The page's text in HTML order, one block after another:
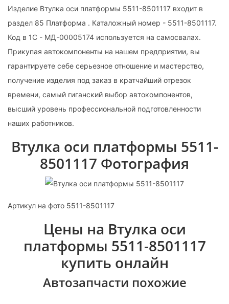
Изделие Втулка оси платформы 5511-8501117 входит в
раздел 85 Платформа . Каталожный номер - 5511-8501117.
Код в 1С - МД-00005174 используется на самосвалах.
Прикупая автокомпоненты на нашем предприятии, вы
гарантируете себе серьезное отношение и мастерство,
получение изделия под заказ в кратчайший отрезок
времени, самый гиганский выбор автокомпонентов,
высший уровень профессиональной подготовленности
наших работников.
Втулка оси платформы 5511-
8501117 Фотография
Артикул на фото 5511-8501117
Цены на Втулка оси
платформы 5511-8501117
купить онлайн
Автозапчасти похожие